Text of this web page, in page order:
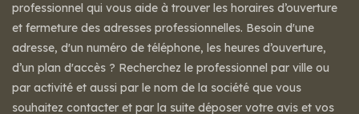
professionnel qui vous aide à trouver les horaires d’ouverture
et fermeture des adresses professionnelles. Besoin d'une
adresse, d'un numéro de téléphone, les heures d’ouverture,
d’un plan d'accès ? Recherchez le professionnel par ville ou
par activité et aussi par le nom de la société que vous
souhaitez contacter et par la suite déposer votre avis et vos